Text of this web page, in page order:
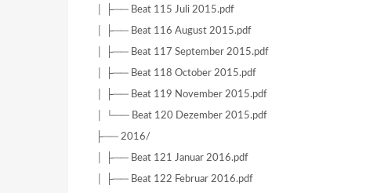
│ ├── Beat 115 Juli 2015.pdf
│ ├── Beat 116 August 2015.pdf
│ ├── Beat 117 September 2015.pdf
│ ├── Beat 118 October 2015.pdf
│ ├── Beat 119 November 2015.pdf
│ └── Beat 120 Dezember 2015.pdf
├── 2016/
│ ├── Beat 121 Januar 2016.pdf
│ ├── Beat 122 Februar 2016.pdf